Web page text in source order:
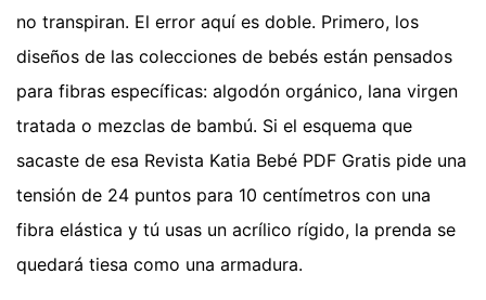
no transpiran. El error aquí es doble. Primero, los
diseños de las colecciones de bebés están pensados
para fibras específicas: algodón orgánico, lana virgen
tratada o mezclas de bambú. Si el esquema que
sacaste de esa Revista Katia Bebé PDF Gratis pide una
tensión de 24 puntos para 10 centímetros con una
fibra elástica y tú usas un acrílico rígido, la prenda se
quedará tiesa como una armadura.